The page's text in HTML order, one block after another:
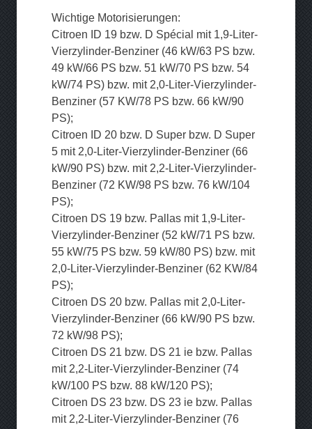
Wichtige Motorisierungen:
Citroen ID 19 bzw. D Spécial mit 1,9-Liter-
Vierzylinder-Benziner (46 kW/63 PS bzw.
49 kW/66 PS bzw. 51 kW/70 PS bzw. 54
kW/74 PS) bzw. mit 2,0-Liter-Vierzylinder-
Benziner (57 KW/78 PS bzw. 66 kW/90
PS);
Citroen ID 20 bzw. D Super bzw. D Super
5 mit 2,0-Liter-Vierzylinder-Benziner (66
kW/90 PS) bzw. mit 2,2-Liter-Vierzylinder-
Benziner (72 KW/98 PS bzw. 76 kW/104
PS);
Citroen DS 19 bzw. Pallas mit 1,9-Liter-
Vierzylinder-Benziner (52 kW/71 PS bzw.
55 kW/75 PS bzw. 59 kW/80 PS) bzw. mit
2,0-Liter-Vierzylinder-Benziner (62 KW/84
PS);
Citroen DS 20 bzw. Pallas mit 2,0-Liter-
Vierzylinder-Benziner (66 kW/90 PS bzw.
72 kW/98 PS);
Citroen DS 21 bzw. DS 21 ie bzw. Pallas
mit 2,2-Liter-Vierzylinder-Benziner (74
kW/100 PS bzw. 88 kW/120 PS);
Citroen DS 23 bzw. DS 23 ie bzw. Pallas
mit 2,2-Liter-Vierzylinder-Benziner (76